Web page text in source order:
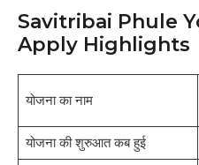
Savitribai Phule
Apply Highlights
योजना का नाम
योजना की शुरुआत कब हुई